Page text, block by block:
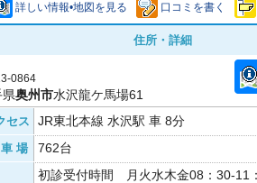
詳しい情報•地図を見る 口コミを書く
住所・詳細
0864
奥州市水沢龍ケ馬場61
セス JR東北本線 水沢駅 車 8分
場 762台
初診受付時間 月火水木金08：30-